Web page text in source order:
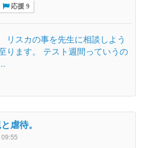
応援 9
リスカの事を先生に相談しよう
ります。 テスト週間っていうの
虐待。